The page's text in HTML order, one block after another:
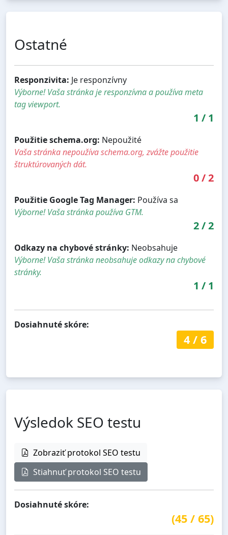
Ostatné
Responzivita: Je responzívny
Výborne! Vaša stránka je responzívna a používa meta
tag viewport.
1 / 1
Použitie schema.org: Nepoužité
Vaša stránka nepoužíva schema.org, zvážte použitie
štruktúrovaných dát.
0/2
Použitie Google Tag Manager: Používa sa
Výborne! Vaša stránka používa GTM.
2/2
Odkazy na chybové stránky: Neobsahuje
Výborne! Vaša stránka neobsahuje odkazy na chybové
stránky.
1 / 1
Dosiahnuté skóre:
4/ 6
Výsledok SEO testu
Zobraziť protokol SEO testu
Stiahnuť protokol SEO testu
Dosiahnuté skóre:
(45 / 65)